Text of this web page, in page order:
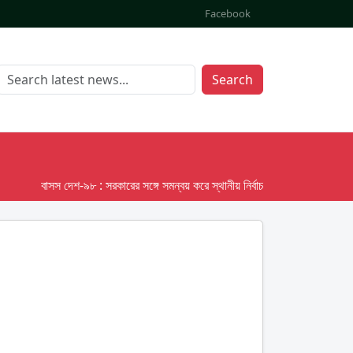
Facebook
Search
বাসস দেশ-৯৮ : সরকারের সঙ্গে সমন্বয় করে স্থানীয় নির্বাচনের তফসিল দেবে ইসি;